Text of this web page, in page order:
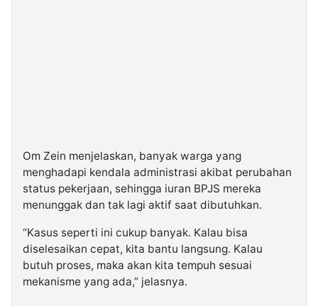
Om Zein menjelaskan, banyak warga yang
menghadapi kendala administrasi akibat perubahan
status pekerjaan, sehingga iuran BPJS mereka
menunggak dan tak lagi aktif saat dibutuhkan.
“Kasus seperti ini cukup banyak. Kalau bisa
diselesaikan cepat, kita bantu langsung. Kalau
butuh proses, maka akan kita tempuh sesuai
mekanisme yang ada,” jelasnya.